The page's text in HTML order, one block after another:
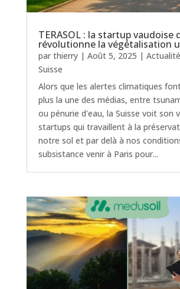
TERASOL : la startup vaudoise
révolutionne la végétalisation
par thierry| Août 5, 2025 | Actualité
Suisse
Alors que les alertes climatiques
plus la une des médias, entre
ou pénurie d'eau, la Suisse voit son
startups qui travaillent à la
notre sol et par delà à nos
subsistance venir à Paris pour...